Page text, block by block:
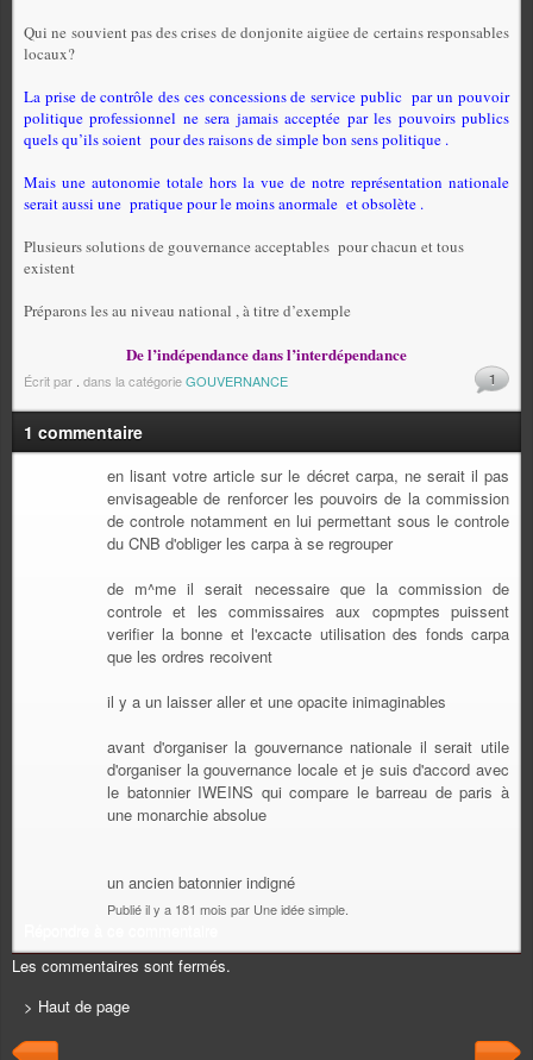
Qui ne souvient pas des crises de donjonite aigüee de certains responsables
locaux?
La prise de contrôle des ces concessions de service public par un pouvoir
politique professionnel ne sera jamais acceptée par les pouvoirs publics
quels qu’ils soient pour des raisons de simple bon sens politique .
Mais une autonomie totale hors la vue de notre représentation nationale
serait aussi une pratique pour le moins anormale et obsolète .
Plusieurs solutions de gouvernance acceptables pour chacun et tous
existent
Préparons les au niveau national , à titre d’exemple
De l’indépendance dans l’interdépendance
Écrit par dans la catégorieGOUVERNANCE 1
1 commentaire
en lisant votre article sur le décret carpa, ne serait il pas
envisageable de renforcer les pouvoirs de la commission
de controle notamment en lui permettant sous le controle
du CNB d'obliger les carpa à se regrouper
de m^me il serait necessaire que la commission de
controle et les commissaires aux copmptes puissent
verifier la bonne et l'excacte utilisation des fonds carpa
que les ordres recoivent
il y a un laisser aller et une opacite inimaginables
avant d'organiser la gouvernance nationale il serait utile
d'organiser la gouvernance locale et je suis d'accord avec
le batonnier IWEINS qui compare le barreau de paris à
une monarchie absolue
un ancien batonnier indigné
Publié il y a 181 mois par Une idée simple.
Les commentaires sont fermés.
> Haut de page